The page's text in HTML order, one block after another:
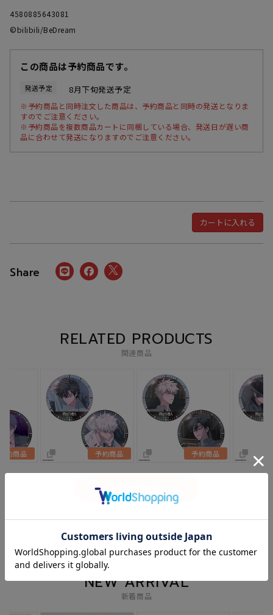
4580885643081
©bilibili/BeDream
この商品は予約商品です。
発送予定 8月下旬発送予定
※予約商品と同時注文した商品は、予約商品と同時の発送となりま
すのでご注意ください。
※予約商品を複数商品カートに同梱している場合、発送日が遅い商
品に合わせて発送になりますのでご注意ください。
カートに入れる
RELATED PRODUCTS
関連商品
予約商品 予約商品 予約商品
VIEW MORE
NEW ARRIVAL
新着商品